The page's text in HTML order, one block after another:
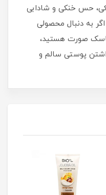
حس خنکی و شادابی
به دنبال محصولی
صورت هستید،
داشتن پوستی سالم و